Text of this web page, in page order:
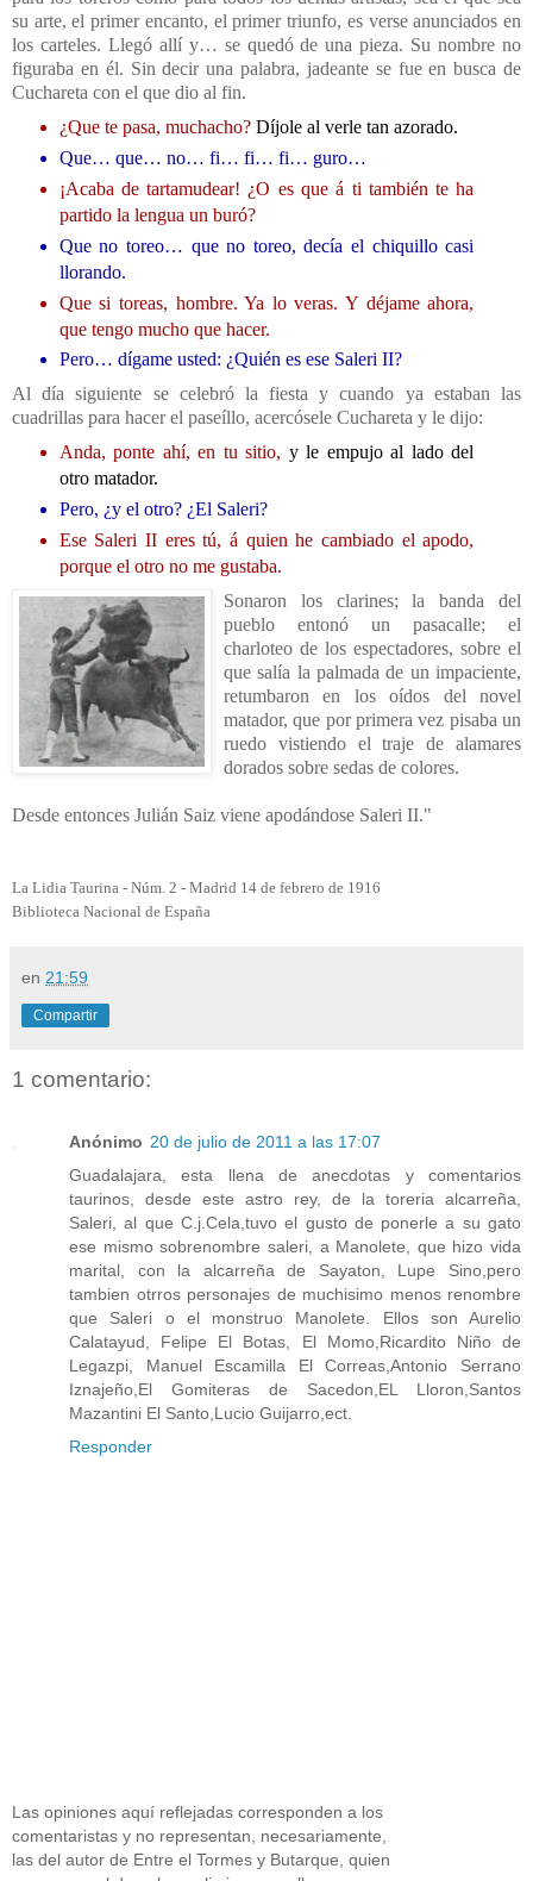
su arte, el primer encanto, el primer triunfo, es verse anunciados en
los carteles. Llegó allí y… se quedó de una pieza. Su nombre no
figuraba en él. Sin decir una palabra, jadeante se fue en busca de
Cuchareta con el que dio al fin.
¿Que te pasa, muchacho? Díjole al verle tan azorado.
Que… que… no… fi… fi… fi… guro…
¡Acaba de tartamudear! ¿O es que á ti también te ha
partido la lengua un buró?
Que no toreo… que no toreo, decía el chiquillo casi
llorando.
Que si toreas, hombre. Ya lo veras. Y déjame ahora,
que tengo mucho que hacer.
Pero… dígame usted: ¿Quién es ese Saleri II?
Al día siguiente se celebró la fiesta y cuando ya estaban las
cuadrillas para hacer el paseíllo, acercósele Cuchareta y le dijo:
Anda, ponte ahí, en tu sitio, y le empujo al lado del
otro matador.
Pero, ¿y el otro? ¿El Saleri?
Ese Saleri II eres tú, á quien he cambiado el apodo,
porque el otro no me gustaba.
Sonaron los clarines; la banda del
pueblo entonó un pasacalle; el
charloteo de los espectadores, sobre el
que salía la palmada de un impaciente,
retumbaron en los oídos del novel
matador, que por primera vez pisaba un
ruedo vistiendo el traje de alamares
dorados sobre sedas de colores.
Desde entonces Julián Saiz viene apodándose Saleri II."
La Lidia Taurina - Núm. 2 - Madrid 14 de febrero de 1916
Biblioteca Nacional de España
en 21:59
Compartir
1 comentario:
Anónimo 20 de julio de 2011 a las 17:07
Guadalajara, esta llena de anecdotas y comentarios
taurinos, desde este astro rey, de la toreria alcarreña,
Saleri, al que C.j.Cela,tuvo el gusto de ponerle a su gato
ese mismo sobrenombre saleri, a Manolete, que hizo vida
marital, con la alcarreña de Sayaton, Lupe Sino,pero
tambien otrros personajes de muchisimo menos renombre
que Saleri o el monstruo Manolete. Ellos son Aurelio
Calatayud, Felipe El Botas, El Momo,Ricardito Niño de
Legazpi, Manuel Escamilla El Correas,Antonio Serrano
Iznajeño,El Gomiteras de Sacedon,EL Lloron,Santos
Mazantini El Santo,Lucio Guijarro,ect.
Responder
Las opiniones aquí reflejadas corresponden a los
comentaristas y no representan, necesariamente,
las del autor de Entre el Tormes y Butarque, quien